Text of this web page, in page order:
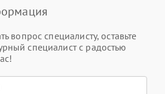
вопрос специалисту, оставьте
специалист с радостью